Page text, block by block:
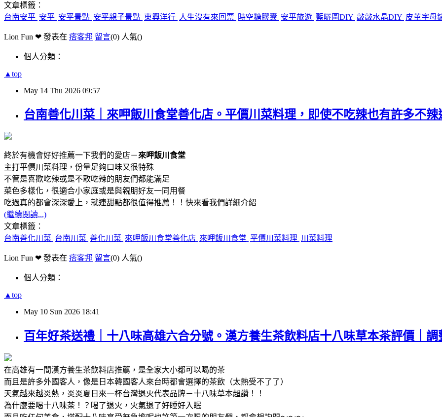
文章標籤：
台南安平 安平 安平景點 安平親子景點 東興洋行 人生沒有來回票 時空糖膠囊 安平旅遊 藍曬圖DIY 敲敲水晶DIY 皮革字母
Lion Fun ❤ 發表在 痞客邦 留言(0) 人氣()
個人分類：
▲top
May 14 Thu 2026 09:57
台南善化川菜｜來呷飯川食堂善化店。平價川菜料理，即使不吃辣也有許多不辣
終於有機會好好推薦一下我們的愛店－來呷飯川食堂
主打平價川菜料理，份量足夠口味又很特殊
不管是喜歡吃辣或是不敢吃辣的朋友們都能滿足
菜色多樣化，很適合小家庭或是與親朋好友一同用餐
吃過真的都會深深愛上，就連甜點都很值得推薦！！快來看我們詳細介紹
(繼續閱讀...)
文章標籤：
台南善化川菜 台南川菜 善化川菜 來呷飯川食堂善化店 來呷飯川食堂 平價川菜料理 川菜料理
Lion Fun ❤ 發表在 痞客邦 留言(0) 人氣()
個人分類：
▲top
May 10 Sun 2026 18:41
百年好茶送禮｜十八味高雄六合分號。漢方養生茶飲料店十八味草本茶評價｜
在高雄有一間漢方養生茶飲料店推薦，是全家大小都可以喝的茶
而且是許多外國客人，像是日本韓國客人來台時都會選擇的茶飲（太熱受不了了）
天氣越來越炎熱，炎炎夏日來一杯台灣退火代表品牌－十八味草本超讚！！
為什麼要喝十八味茶！？喝了退火，火氣退了好睡好入眠